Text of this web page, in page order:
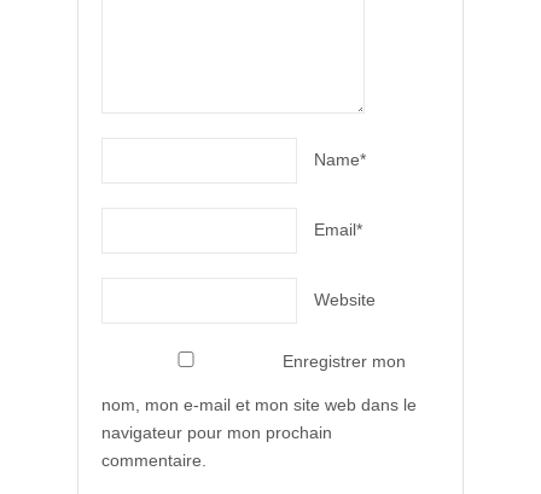
Name*
Email*
Website
Enregistrer mon
nom, mon e-mail et mon site web dans le
navigateur pour mon prochain
commentaire.